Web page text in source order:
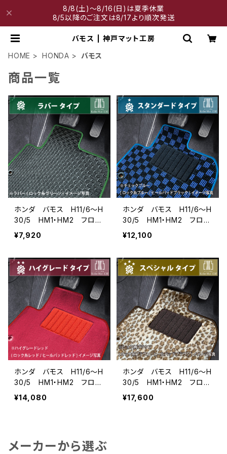
8/8(土)～8/16(日)は夏季休業
8/5以降のご注文は8/17より順次発送
バモス | 神戸マット工房
HOME
HONDA バモス
商品一覧
ホンダ バモス H11/6〜H
30/5 HM1・HM2 フロア
マット一式 カーマット 防
水 ラバータイプ
¥7,920
ホンダ バモス H11/6〜H
30/5 HM1・HM2 フロア
マット一式 カーマット ス
タンダードタイプ
¥12,100
ホンダ バモス H11/6〜H
30/5 HM1・HM2 フロア
マット一式 カーマット ハ
イグレードタイプ
¥14,080
ホンダ バモス H11/6〜H
30/5 HM1・HM2 フロア
マット一式 カーマット ス
ペシャルタイプ
¥17,600
メーカーから選ぶ